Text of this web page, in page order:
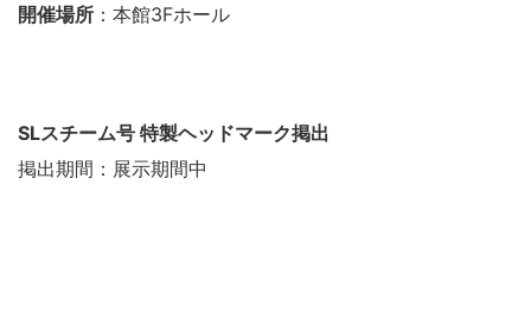
開催場所 ：本館3Fホール
SLスチーム号 特製ヘッドマーク掲出
掲出期間：展示期間中